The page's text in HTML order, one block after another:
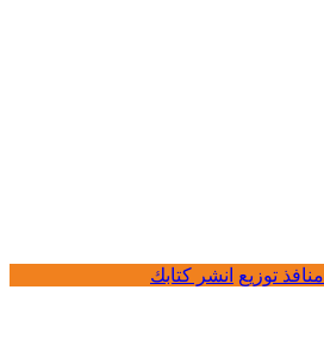
منافذ توزيع انشر كتابك